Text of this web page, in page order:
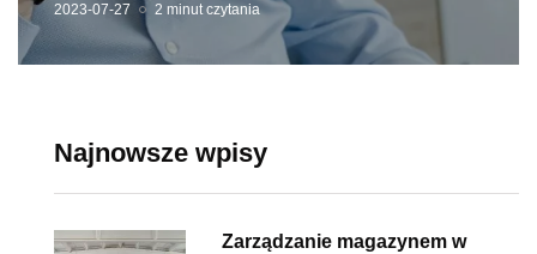
2023-07-27 2 minut czytania
Najnowsze wpisy
Zarządzanie magazynem w